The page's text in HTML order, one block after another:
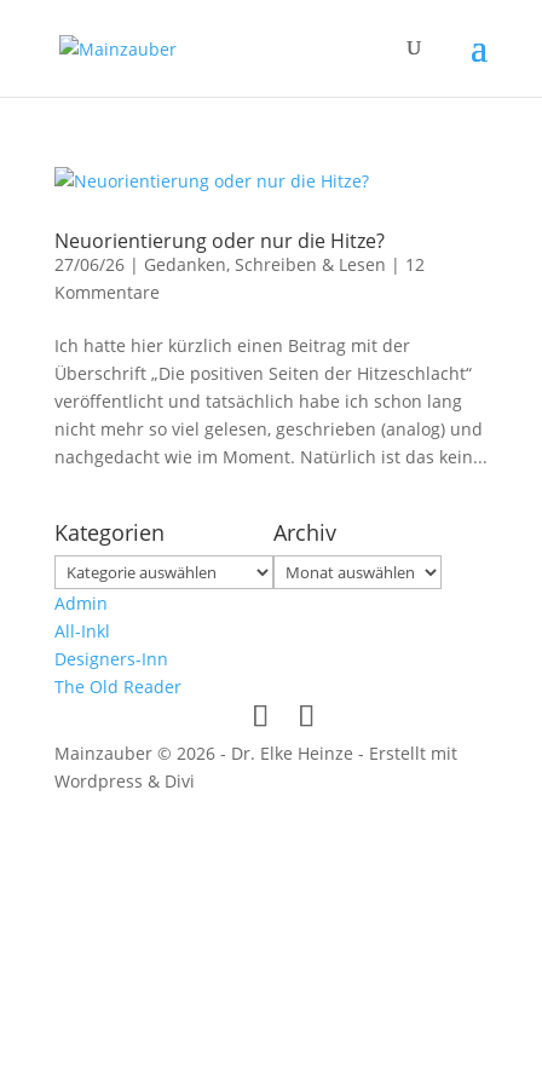
Neuorientierung oder nur die Hitze?
27/06/26| Gedanken, Schreiben & Lesen | 12
Kommentare
Ich hatte hier kürzlich einen Beitrag mit der
Überschrift „Die positiven Seiten der Hitzeschlacht“
veröffentlicht und tatsächlich habe ich schon lang
nicht mehr so viel gelesen, geschrieben (analog) und
nachgedacht wie im Moment. Natürlich ist das kein...
Kategorien
Kategorien
Archiv
Archiv
Admin
All-Inkl
Designers-Inn
The Old Reader
Mainzauber © 2026 - Dr. Elke Heinze - Erstellt mit
Wordpress & Divi